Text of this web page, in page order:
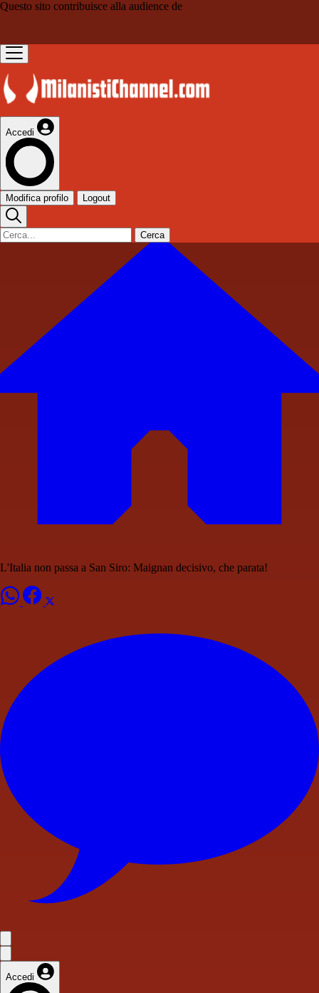
Questo sito contribuisce alla audience de
Accedi
Modifica profilo Logout
Cerca
L'Italia non passa a San Siro: Maignan decisivo, che parata!
Accedi